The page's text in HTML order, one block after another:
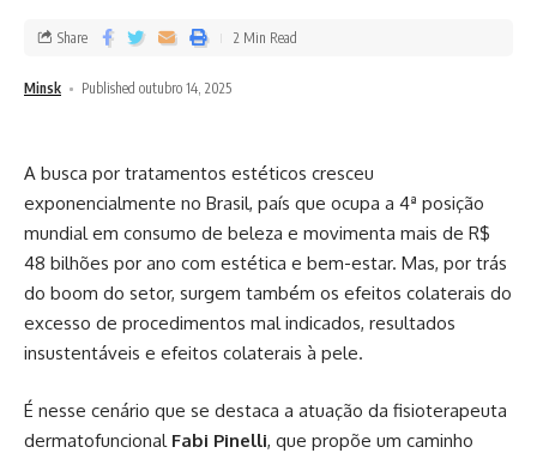
Minsk Published outubro 14, 2025
Share 2 Min Read
A busca por tratamentos estéticos cresceu
exponencialmente no Brasil, país que ocupa a 4ª posição
mundial em consumo de beleza e movimenta mais de R$
48 bilhões por ano com estética e bem-estar. Mas, por trás
do boom do setor, surgem também os efeitos colaterais do
excesso de procedimentos mal indicados, resultados
insustentáveis e efeitos colaterais à pele.
É nesse cenário que se destaca a atuação da fisioterapeuta
dermatofuncional Fabi Pinelli, que propõe um caminho